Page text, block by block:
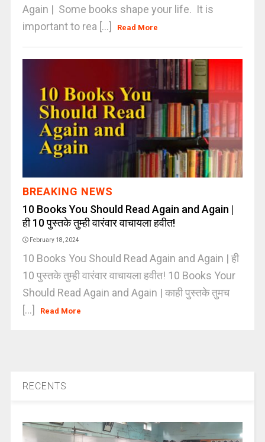
Again | Some books shape your life. It is
important to rea [...]
Read More
BREAKING NEWS
10 Books You Should Read Again and Again |
ही 10 पुस्तके तुम्ही वारंवार वाचायला हवीत!
February 18, 2024
10 Books You Should Read Again and Again | ही
10 पुस्तके तुम्ही वारंवार वाचायला हवीत! 10 Books Your
Should Read Again and Again | काही पुस्तके तुमच
[...]
Read More
RECENTS